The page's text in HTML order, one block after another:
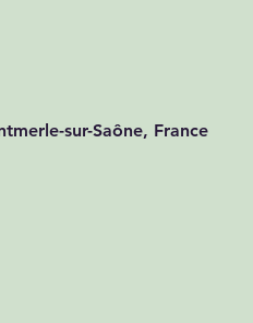
sur-Saône, France